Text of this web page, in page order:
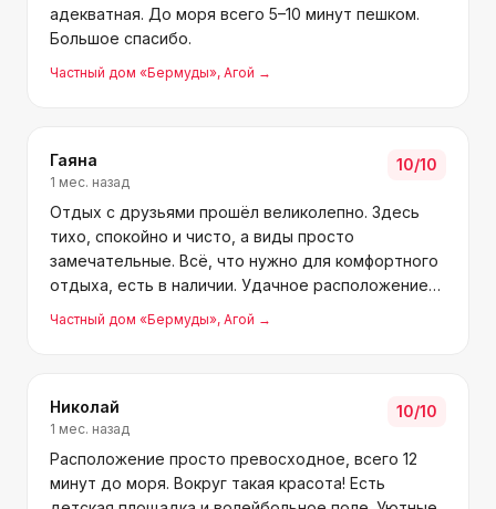
адекватная. До моря всего 5–10 минут пешком.
Большое спасибо.
Частный дом «Бермуды», Агой →
Гаяна
1 мес. назад
10/10
Отдых с друзьями прошёл великолепно. Здесь
тихо, спокойно и чисто, а виды просто
замечательные. Всё, что нужно для комфортного
отдыха, есть в наличии. Удачное расположение
— до моря и магазинов можно дойти пешком.
Частный дом «Бермуды», Агой →
Николай
1 мес. назад
10/10
Расположение просто превосходное, всего 12
минут до моря. Вокруг такая красота! Есть